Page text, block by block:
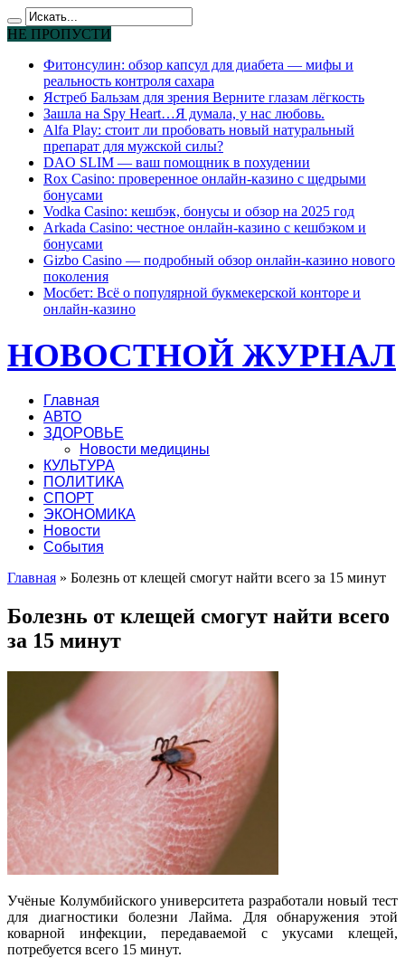
НЕ ПРОПУСТИ
Фитонсулин: обзор капсул для диабета — мифы и
реальность контроля сахара
Ястреб Бальзам для зрения Верните глазам лёгкость
Зашла на Spy Heart…Я думала, у нас любовь.
Alfa Play: стоит ли пробовать новый натуральный
препарат для мужской силы?
DAO SLIM — ваш помощник в похудении
Rox Casino: проверенное онлайн-казино с щедрыми
бонусами
Vodka Casino: кешбэк, бонусы и обзор на 2025 год
Arkada Casino: честное онлайн-казино с кешбэком и
бонусами
Gizbo Casino — подробный обзор онлайн-казино нового
поколения
Мосбет: Всё о популярной букмекерской конторе и
онлайн-казино
НОВОСТНОЙ ЖУРНАЛ
Главная
АВТО
ЗДОРОВЬЕ
Новости медицины
КУЛЬТУРА
ПОЛИТИКА
СПОРТ
ЭКОНОМИКА
Новости
События
Главная » Болезнь от клещей смогут найти всего за 15 минут
Болезнь от клещей смогут найти всего
за 15 минут
Учёные Колумбийского университета разработали новый тест
для диагностики болезни Лайма. Для обнаружения этой
коварной инфекции, передаваемой с укусами клещей,
потребуется всего 15 минут.